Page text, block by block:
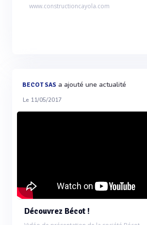
www.constructioncayola.com
BECOT SAS a ajouté une actualité
Le 11/05/2017
Découvrez Bécot !